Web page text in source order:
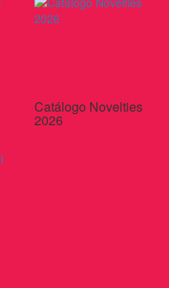
Catálogo Novelties
2026